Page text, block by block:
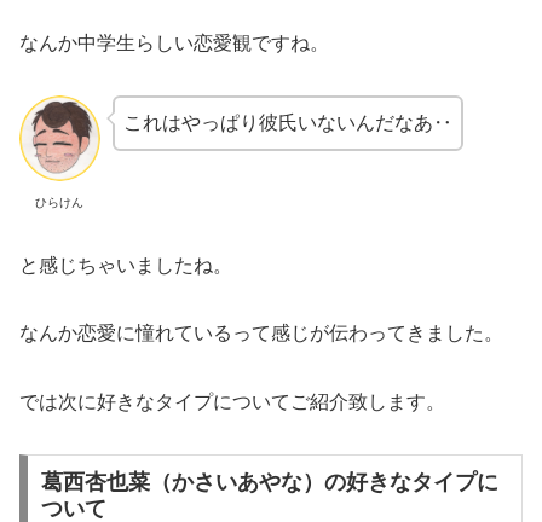
なんか中学生らしい恋愛観ですね。
ひらけん
これはやっぱり彼氏いないんだなあ‥
と感じちゃいましたね。
なんか恋愛に憧れているって感じが伝わってきました。
では次に好きなタイプについてご紹介致します。
葛西杏也菜（かさいあやな）の好きなタイプに
ついて